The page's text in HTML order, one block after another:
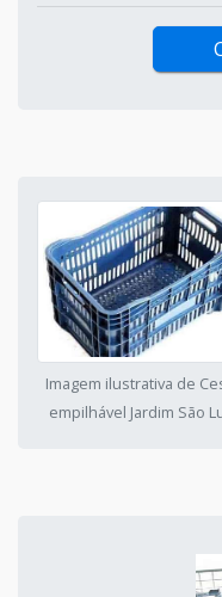
Imagem ilustrativa de
empilhável Jardim São